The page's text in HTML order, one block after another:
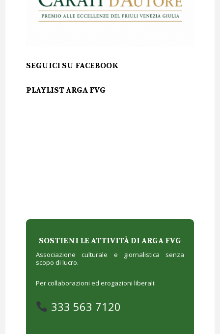
SEGUICI SU FACEBOOK
PLAYLIST ARGA FVG
SOSTIENI LE ATTIVITÀ DI ARGA FVG
Associazione culturale e giornalistica senza
scopo di lucro.
Per collaborazioni ed erogazioni liberali:
333 563 7120